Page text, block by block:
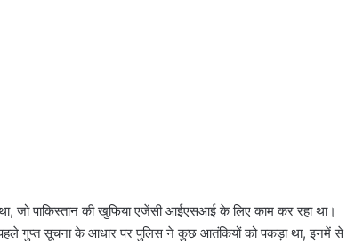
जो पाकिस्तान की खुफिया एजेंसी आईएसआई के लिए काम कर रहा था।
पहले गुप्‍त सूचना के आधार पर पुलिस ने कुछ आतंकियों को पकड़ा था, इनमें से